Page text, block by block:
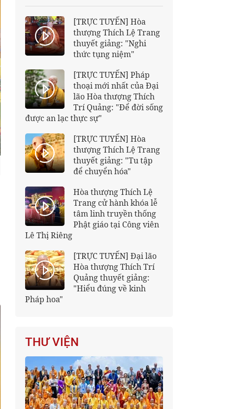
[TRỰC TUYẾN] Hòa
thượng Thích Lệ Trang
thuyết giảng: "Nghi
thức tụng niệm"
[TRỰC TUYẾN] Pháp
thoại mới nhất của Đại
lão Hòa thượng Thích
Trí Quảng: "Để đời sống
được an lạc thực sự"
[TRỰC TUYẾN] Hòa
thượng Thích Lệ Trang
thuyết giảng: "Tu tập
để chuyển hóa"
Hòa thượng Thích Lệ
Trang cử hành khóa lễ
tâm linh truyền thống
Phật giáo tại Công viên
Lê Thị Riêng
[TRỰC TUYẾN] Đại lão
Hòa thượng Thích Trí
Quảng thuyết giảng:
"Hiểu đúng về kinh
Pháp hoa"
THƯ VIỆN